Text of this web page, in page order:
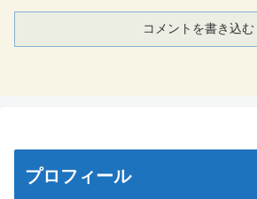
コメントを書き込む
プロフィール